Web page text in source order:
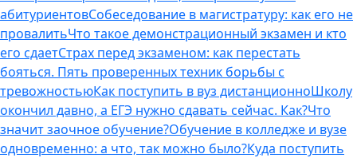
абитуриентовСобеседование в магистратуру: как его не
провалитьЧто такое демонстрационный экзамен и кто
его сдаетСтрах перед экзаменом: как перестать
бояться. Пять проверенных техник борьбы с
тревожностьюКак поступить в вуз дистанционноШколу
окончил давно, а ЕГЭ нужно сдавать сейчас. Как?Что
значит заочное обучение?Обучение в колледже и вузе
одновременно: а что, так можно было?Куда поступить